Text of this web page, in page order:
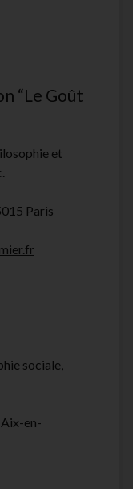
“Le Goût
et
Paris
sociale,
en-